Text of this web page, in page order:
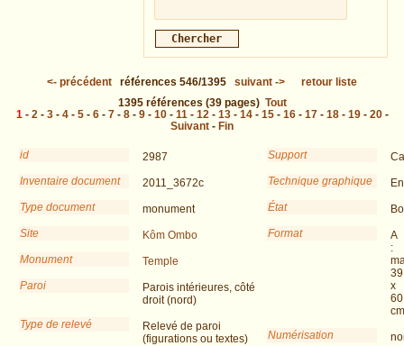
<- précédent références 546/1395 suivant ->
retour liste
1395 références (39 pages) Tout
1 - 2 - 3- 4- 5- 6- 7- 8- 9- 10- 11 - 12 - 13- 14- 15- 16- 17- 18- 19- 20-
Suivant - Fin
id
2987
Inventaire document
2011_3672c
Type document
monument
Site
Kôm Ombo
Monument
Temple
Paroi
Parois intérieures, côté
droit (nord)
Type de relevé
Relevé de paroi
(figurations ou textes)
Support
Technique graphique
État
Format
A
:
39
x
60
cm
Numérisation